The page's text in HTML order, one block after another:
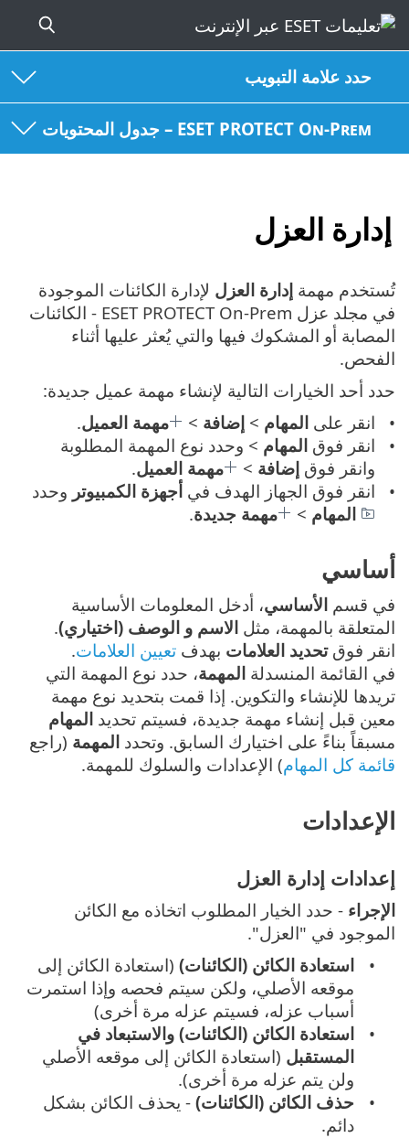
حدد علامة التبويب
ESET PROTECT On-Prem – جدول المحتويات
إدارة العزل
تُستخدم مهمة إدارة العزل لإدارة الكائنات الموجودة
في مجلد عزل ESET PROTECT On-Prem - الكائنات
المصابة أو المشكوك فيها والتي يُعثر عليها أثناء
الفحص.
حدد أحد الخيارات التالية لإنشاء مهمة عميل جديدة:
انقر علىالمهام >إضافة > مهمة العميل.
انقر فوقالمهام > وحدد نوع المهمة المطلوبة
وانقر فوقإضافة > مهمة العميل.
انقر فوق الجهاز الهدف فيأجهزة الكمبيوتر وحدد
المهام > مهمة جديدة.
أساسي
في قسم الأساسي، أدخل المعلومات الأساسية
المتعلقة بالمهمة، مثل الاسم و الوصف (اختياري).
انقر فوقتحديد العلامات بهدف تعيين العلامات.
في القائمة المنسدلة المهمة، حدد نوع المهمة التي
تريدها للإنشاء والتكوين. إذا قمت بتحديد نوع مهمة
معين قبل إنشاء مهمة جديدة، فسيتم تحديد المهام
مسبقاً بناءً على اختيارك السابق. وتحدد المهمة (راجع
قائمة كل المهام) الإعدادات والسلوك للمهمة.
الإعدادات
إعدادات إدارة العزل
الإجراء - حدد الخيار المطلوب اتخاذه مع الكائن
الموجود في "العزل".
استعادة الكائن (الكائنات)(استعادة الكائن إلى
موقعه الأصلي، ولكن سيتم فحصه وإذا استمرت
أسباب عزله، فسيتم عزله مرة أخرى)
استعادة الكائن (الكائنات) والاستبعاد في
المستقبل (استعادة الكائن إلى موقعه الأصلي
ولن يتم عزله مرة أخرى).
حذف الكائن (الكائنات)- يحذف الكائن بشكل
دائم.